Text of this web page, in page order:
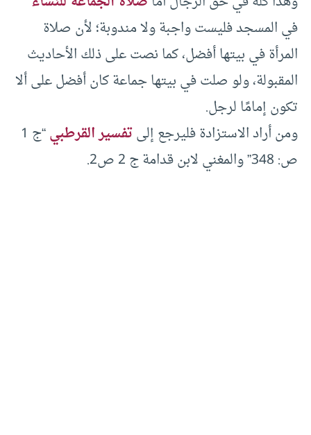
في المسجد فليست واجبة ولا مندوبة؛ لأن صلاة
المرأة في بيتها أفضل، كما نصت على ذلك الأحاديث
المقبولة، ولو صلت في بيتها جماعة كان أفضل على ألا
تكون إمامًا لرجل.
ومن أراد الاستزادة فليرجع إلىتفسير القرطبي
“ج 1
ص: 348” والمغني لابن قدامة ج 2 ص2.